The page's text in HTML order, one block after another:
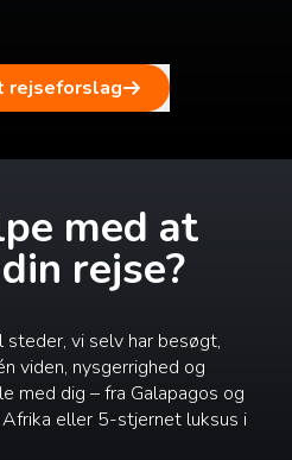
rejseforslag
med at
rejse?
vi selv har besøgt,
viden, nysgerrighed og
med dig – fra Galapagos og
Afrika eller 5-stjernet luksus i